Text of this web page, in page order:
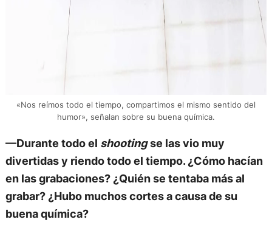
«Nos reímos todo el tiempo, compartimos el mismo sentido del
humor», señalan sobre su buena química.
—Durante todo el shootingse las vio muy
divertidas y riendo todo el tiempo. ¿Cómo hacían
en las grabaciones? ¿Quién se tentaba más al
grabar? ¿Hubo muchos cortes a causa de su
buena química?